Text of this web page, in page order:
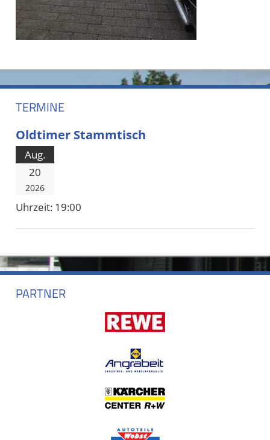
TERMINE
Oldtimer Stammtisch
Aug.
20
2026
Uhrzeit: 19:00
PARTNER